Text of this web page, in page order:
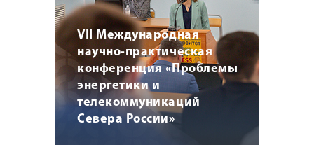
VII Международная
научно-практическая
конференция «Проблемы
энергетики и
телекоммуникаций
Севера России»